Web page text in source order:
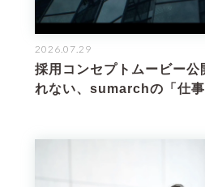
2026.07.29
採用コンセプトムービー公
れない、sumarchの「仕事